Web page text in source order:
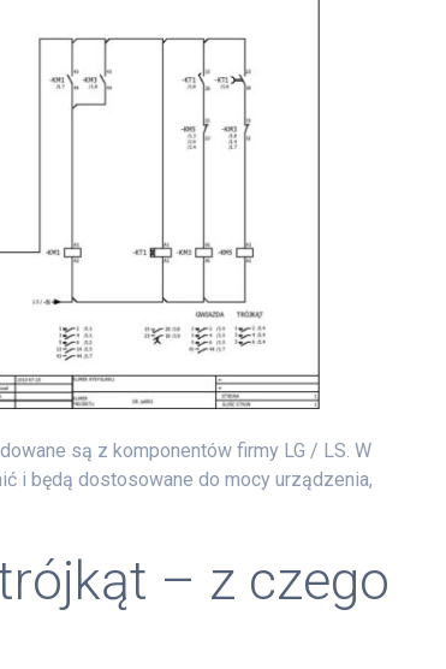
są z komponentów firmy LG / LS. W
i będą dostosowane do mocy urządzenia,
– z czego